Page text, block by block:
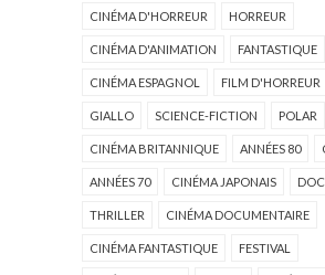
CINÉMA D'HORREUR HORREUR
CINÉMA D'ANIMATION FANTASTIQUE
CINÉMA ESPAGNOL FILM D'HORREUR
GIALLO SCIENCE-FICTION POLAR
CINÉMA BRITANNIQUE ANNÉES 80
ANNÉES 70 CINÉMA JAPONAIS
THRILLER CINÉMA DOCUMENTAIRE
CINÉMA FANTASTIQUE FESTIVAL